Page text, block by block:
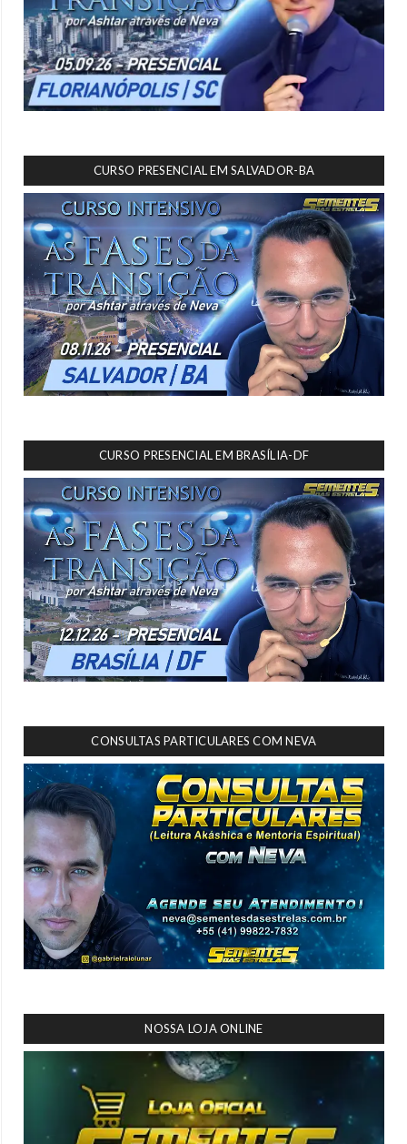
CURSO PRESENCIAL EM SALVADOR-BA
CURSO PRESENCIAL EM BRASÍLIA-DF
CONSULTAS PARTICULARES COM NEVA
NOSSA LOJA ONLINE